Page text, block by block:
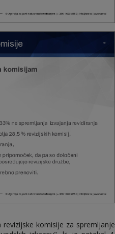
komisije za spremljanje